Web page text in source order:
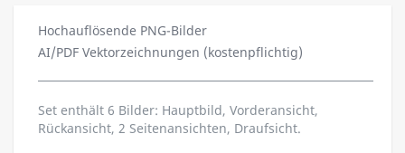
Hochauflösende PNG-Bilder
AI/PDF Vektorzeichnungen (kostenpflichtig)
Set enthält 6 Bilder: Hauptbild, Vorderansicht,
Rückansicht, 2 Seitenansichten, Draufsicht.